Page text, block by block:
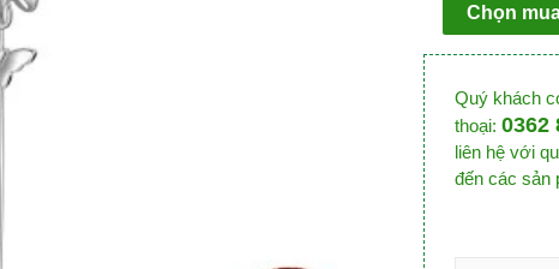
Chọn
Quý khách
thoại: 0362
liên hệ với
đến các sản